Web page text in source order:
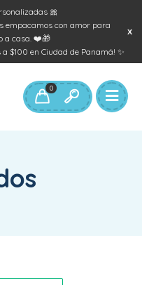
🎀
empacamos con amor para
a casa. ❤️🎁
a $100 en Ciudad de Panamá! ✨
0